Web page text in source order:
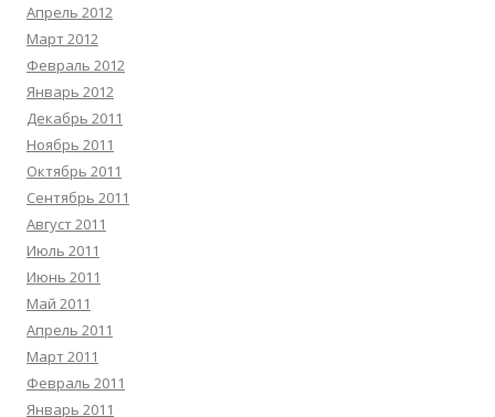
Апрель 2012
Март 2012
Февраль 2012
Январь 2012
Декабрь 2011
Ноябрь 2011
Октябрь 2011
Сентябрь 2011
Август 2011
Июль 2011
Июнь 2011
Май 2011
Апрель 2011
Март 2011
Февраль 2011
Январь 2011